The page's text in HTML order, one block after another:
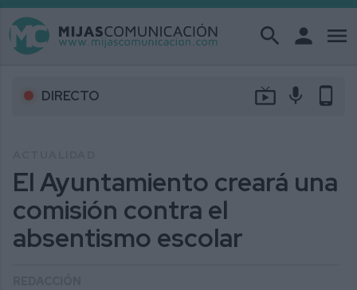
search person menu
DIRECTO live_tv mic phone_android
El Ayuntamiento creará una
comisión contra el
absentismo escolar